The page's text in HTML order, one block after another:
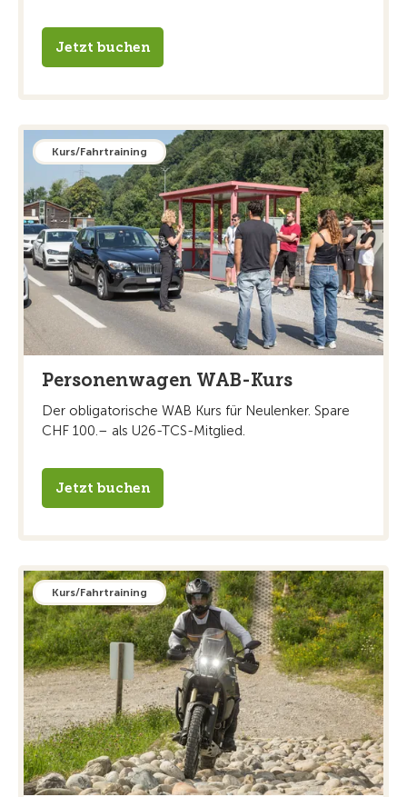
Jetzt buchen
Kurs/Fahrtraining
Personenwagen WAB-Kurs
Der obligatorische WAB Kurs für Neulenker. Spare
CHF 100.– als U26-TCS-Mitglied.
Jetzt buchen
Kurs/Fahrtraining